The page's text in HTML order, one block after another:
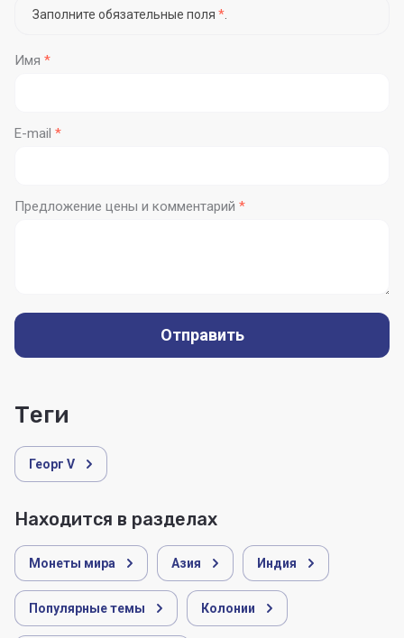
Заполните обязательные поля *
Имя *
E-mail *
Предложение цены и комментарий *
Отправить
теги
Георг V
Находится в разделах
Монеты мира Азия Индия
Популярные темы Колонии